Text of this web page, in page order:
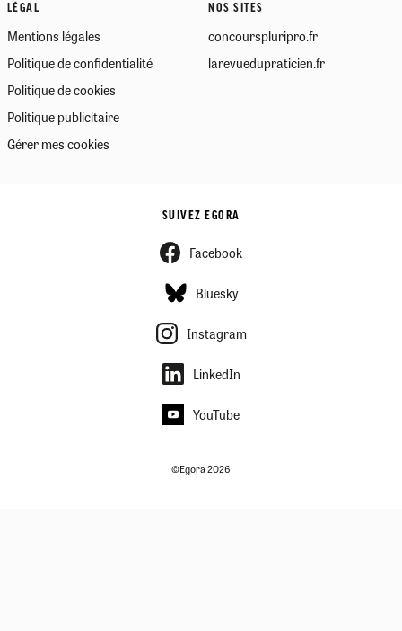
LÉGAL
Mentions légales
Politique de confidentialité
Politique de cookies
Politique publicitaire
Gérer mes cookies
NOS SITES
concourspluripro.fr
larevuedupraticien.fr
SUIVEZ EGORA
Facebook
Bluesky
Instagram
LinkedIn
YouTube
©Egora 2026